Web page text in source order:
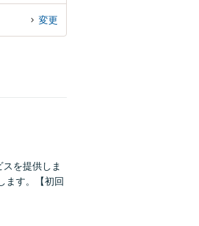
変更
を提供しま
ます。【初回